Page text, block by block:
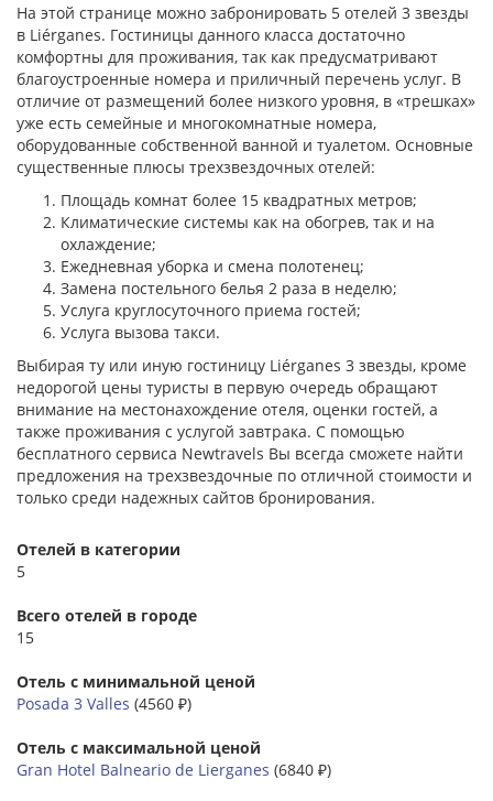
На этой странице можно забронировать 5 отелей 3 звезды
в Liérganes. Гостиницы данного класса достаточно
комфортны для проживания, так как предусматривают
благоустроенные номера и приличный перечень услуг. В
отличие от размещений более низкого уровня, в «трешках»
уже есть семейные и многокомнатные номера,
оборудованные собственной ванной и туалетом. Основные
существенные плюсы трехзвездочных отелей:
Площадь комнат более 15 квадратных метров;
Климатические системы как на обогрев, так и на
охлаждение;
Ежедневная уборка и смена полотенец;
Замена постельного белья 2 раза в неделю;
Услуга круглосуточного приема гостей;
Услуга вызова такси.
Выбирая ту или иную гостиницу Liérganes 3 звезды, кроме
недорогой цены туристы в первую очередь обращают
внимание на местонахождение отеля, оценки гостей, а
также проживания с услугой завтрака. С помощью
бесплатного сервиса Newtravels Вы всегда сможете найти
предложения на трехзвездочные по отличной стоимости и
только среди надежных сайтов бронирования.
Отелей в категории
5
Всего отелей в городе
15
Отель с минимальной ценой
Posada 3 Valles (4560 ₽)
Отель с максимальной ценой
Gran Hotel Balneario de Lierganes (6840 ₽)